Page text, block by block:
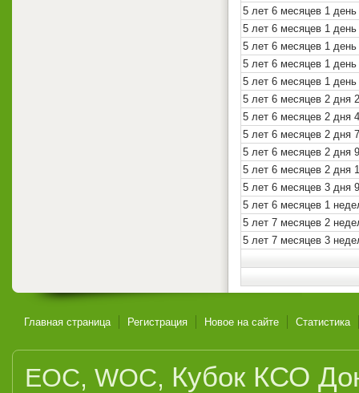
5 лет 6 месяцев 1
5 лет 6 месяцев 1
5 лет 6 месяцев 1
5 лет 6 месяцев 1
5 лет 6 месяцев 1
5 лет 6 месяцев 2 дня
5 лет 6 месяцев 2 дня
5 лет 6 месяцев 2 дня
5 лет 6 месяцев 2 дня
5 лет 6 месяцев 2 дня
5 лет 6 месяцев 3 дня
5 лет 6 месяцев 1
5 лет 7 месяцев 2
5 лет 7 месяцев 3
Главная страница Регистрация Новое на сайте Статистика
EOC, WOC, Кубок КСО